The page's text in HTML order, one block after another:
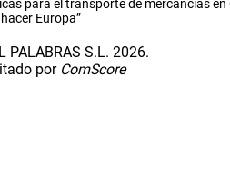
para el transporte de mercancías en
Europa”
PALABRAS S.L. 2026.
por ComScore